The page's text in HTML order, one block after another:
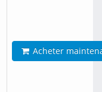
Acheter